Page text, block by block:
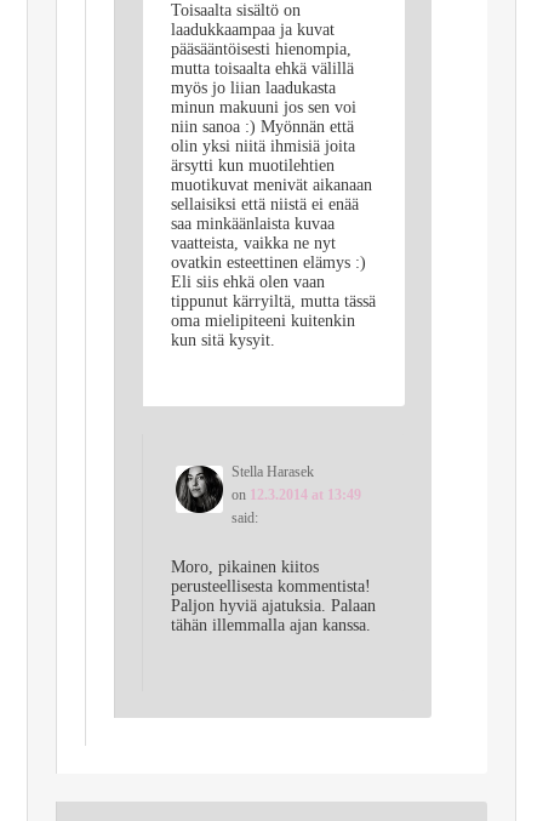
Toisaalta sisältö on
laadukkaampaa ja kuvat
pääsääntöisesti hienompia,
mutta toisaalta ehkä välillä
myös jo liian laadukasta
minun makuuni jos sen voi
niin sanoa :) Myönnän että
olin yksi niitä ihmisiä joita
ärsytti kun muotilehtien
muotikuvat menivät aikanaan
sellaisiksi että niistä ei enää
saa minkäänlaista kuvaa
vaatteista, vaikka ne nyt
ovatkin esteettinen elämys :)
Eli siis ehkä olen vaan
tippunut kärryiltä, mutta tässä
oma mielipiteeni kuitenkin
kun sitä kysyit.
Stella Harasek
on 12.3.2014 at 13:49
said:
Moro, pikainen kiitos
perusteellisesta kommentista!
Paljon hyviä ajatuksia. Palaan
tähän illemmalla ajan kanssa.